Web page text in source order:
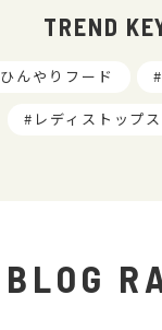
TREND
ひんやりフード
レディストップス
BLOG